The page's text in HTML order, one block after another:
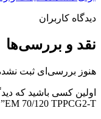
دیدگاه کاربران
نقد و بررسی‌ها
هنوز بررسی‌ای ثبت
EM 70/120 TPPCG2-T”